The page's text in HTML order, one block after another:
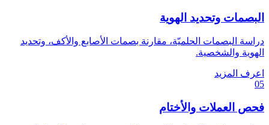
البصمات وتحديد الهوية
دراسة البصمات الحلميّة، مقارنة بصمات الأصابع والأكف، وتحديد
الهوية والشخصية.
اعرف المزيد
05
فحص العملات والأختام